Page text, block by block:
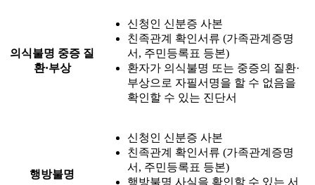
의식불명 중증 질
환·부상
신청인 신분증 사본
친족관계 확인서류 (가족관계증명
서, 주민등록표 등본)
환자가 의식불명 또는 중증의 질환·
부상으로 자필서명을 할 수 없음을
확인할 수 있는 진단서
행방불명
신청인 신분증 사본
친족관계 확인서류 (가족관계증명
서, 주민등록표 등본)
행방불명 사실을 확인할 수 있는 서